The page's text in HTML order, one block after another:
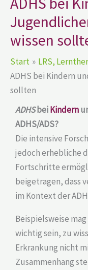
wissen
Start
LRS,
ADHS bei Kindern
sollten
ADHSbeiKindern
ADHS/ADS?
Die intensive
jedoch erhebliche
Fortschritte
beigetragen, dass
im Kontext der
Beispielsweise
wichtig sein, zu
Erkrankung nicht
Zusammenhang